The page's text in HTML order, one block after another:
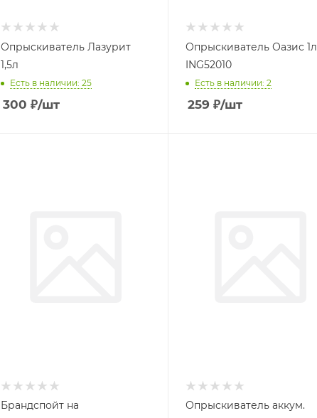
Опрыскиватель Лазурит
1,5л
Есть в наличии: 25
300 ₽/шт
Опрыскиватель Оазис 1л
ING52010
Есть в наличии: 2
259 ₽/шт
Брандспойт на
Опрыскиватель аккум.